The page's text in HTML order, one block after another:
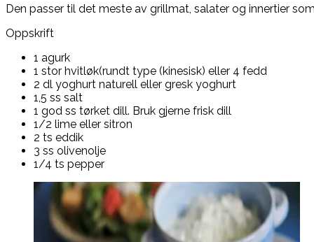
Den passer til det meste av grillmat, salater og innertier
Oppskrift
1 agurk
1 stor hvitløk(rundt type (kinesisk) eller 4 fedd
2 dl yoghurt naturell eller gresk yoghurt
1,5 ss salt
1 god ss tørket dill. Bruk gjerne frisk dill
1/2 lime eller sitron
2 ts eddik
3 ss olivenolje
1/4 ts pepper